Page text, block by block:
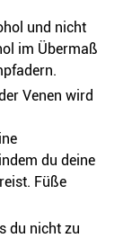
und nicht
im Übermaß
Venen wird
du deine
Füße
du nicht zu